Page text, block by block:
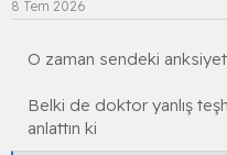
a
8 Tem 2026
O zaman sendeki
Belki de doktor yanlış
anlattın ki